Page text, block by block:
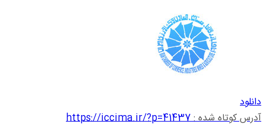
دانلود
آدرس کوتاه شده :https://iccima.ir/?p=41437